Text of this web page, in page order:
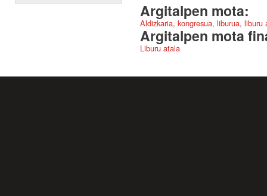
Argitalpen mota:
Aldizkaria, kongresua, liburua,
Argitalpen mota
Liburu atala